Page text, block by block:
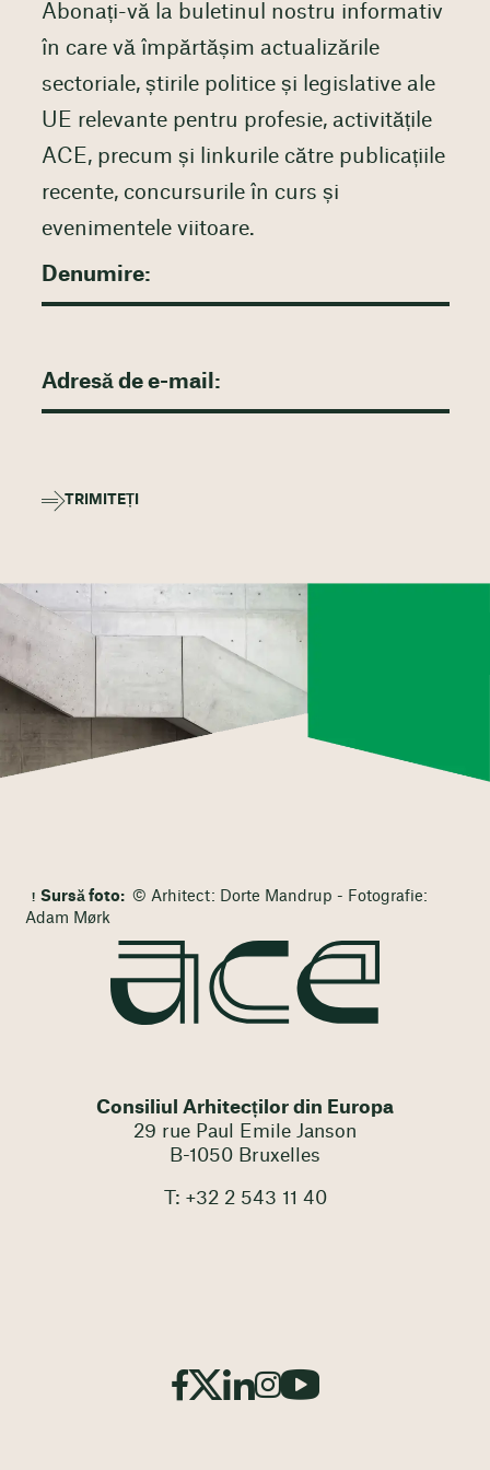
Abonați-vă la buletinul nostru informativ
în care vă împărtășim actualizările
sectoriale, știrile politice și legislative ale
UE relevante pentru profesie, activitățile
ACE, precum și linkurile către publicațiile
recente, concursurile în curs și
evenimentele viitoare.
TRIMITEȚI
Sursă foto: © Arhitect: Dorte Mandrup - Fotografie:
Adam Mørk
Consiliul Arhitecților din Europa
29 rue Paul Emile Janson
B-1050 Bruxelles
T: +32 2 543 11 40